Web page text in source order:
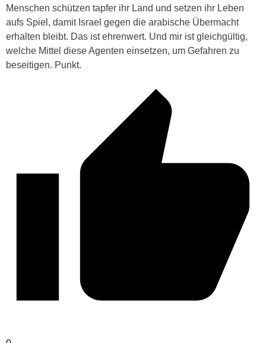
Menschen schützen tapfer ihr Land und setzen ihr Leben
aufs Spiel, damit Israel gegen die arabische Übermacht
erhalten bleibt. Das ist ehrenwert. Und mir ist gleichgültig,
welche Mittel diese Agenten einsetzen, um Gefahren zu
beseitigen. Punkt.